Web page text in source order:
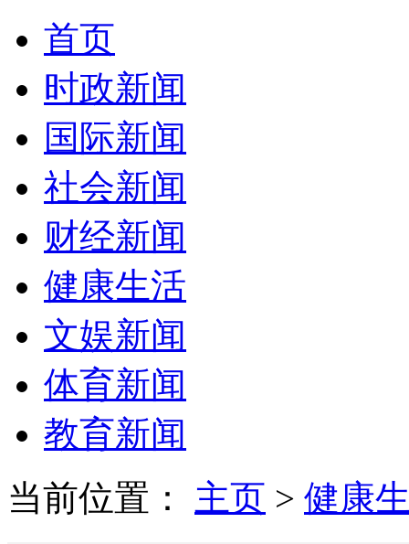
首页
时政新闻
国际新闻
社会新闻
财经新闻
健康生活
文娱新闻
体育新闻
教育新闻
当前位置： 主页 > 健康